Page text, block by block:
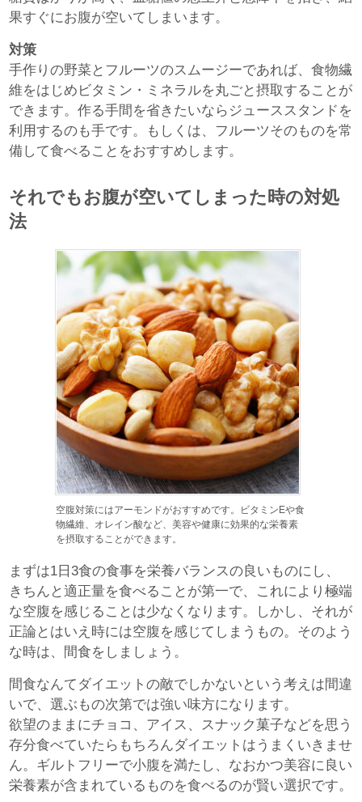
果すぐにお腹が空いてしまいます。
対策
手作りの野菜とフルーツのスムージーであれば、食物繊
維をはじめビタミン・ミネラルを丸ごと摂取することが
できます。作る手間を省きたいならジューススタンドを
利用するのも手です。もしくは、フルーツそのものを常
備して食べることをおすすめします。
それでもお腹が空いてしまった時の対処
法
空腹対策にはアーモンドがおすすめです。ビタミンEや食
物繊維、オレイン酸など、美容や健康に効果的な栄養素
を摂取することができます。
まずは1日3食の食事を栄養バランスの良いものにし、
きちんと適正量を食べることが第一で、これにより極端
な空腹を感じることは少なくなります。しかし、それが
正論とはいえ時には空腹を感じてしまうもの。そのよう
な時は、間食をしましょう。
間食なんてダイエットの敵でしかないという考えは間違
いで、選ぶもの次第では強い味方になります。
欲望のままにチョコ、アイス、スナック菓子などを思う
存分食べていたらもちろんダイエットはうまくいきませ
ん。ギルトフリーで小腹を満たし、なおかつ美容に良い
栄養素が含まれているものを食べるのが賢い選択です。